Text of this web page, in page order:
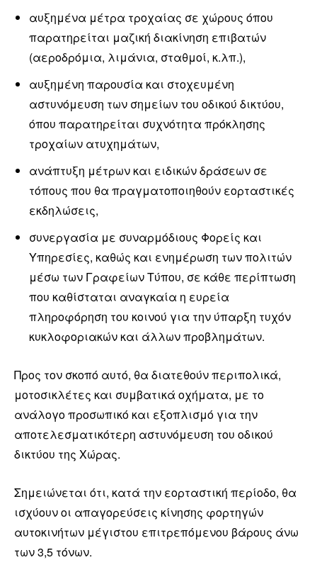
αυξημένα μέτρα τροχαίας σε χώρους όπου
παρατηρείται μαζική διακίνηση επιβατών
(αεροδρόμια, λιμάνια, σταθμοί, κ.λπ.),
αυξημένη παρουσία και στοχευμένη
αστυνόμευση των σημείων του οδικού δικτύου,
όπου παρατηρείται συχνότητα πρόκλησης
τροχαίων ατυχημάτων,
ανάπτυξη μέτρων και ειδικών δράσεων σε
τόπους που θα πραγματοποιηθούν εορταστικές
εκδηλώσεις,
συνεργασία με συναρμόδιους Φορείς και
Υπηρεσίες, καθώς και ενημέρωση των πολιτών
μέσω των Γραφείων Τύπου, σε κάθε περίπτωση
που καθίσταται αναγκαία η ευρεία
πληροφόρηση του κοινού για την ύπαρξη τυχόν
κυκλοφοριακών και άλλων προβλημάτων.
Προς τον σκοπό αυτό, θα διατεθούν περιπολικά,
μοτοσικλέτες και συμβατικά οχήματα, με το
ανάλογο προσωπικό και εξοπλισμό για την
αποτελεσματικότερη αστυνόμευση του οδικού
δικτύου της Χώρας.
Σημειώνεται ότι, κατά την εορταστική περίοδο, θα
ισχύουν οι απαγορεύσεις κίνησης φορτηγών
αυτοκινήτων μέγιστου επιτρεπόμενου βάρους άνω
των 3,5 τόνων.